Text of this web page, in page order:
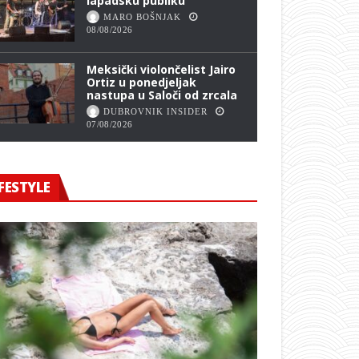
MARO BOŠNJAK
08/08/2026
Meksički violončelist Jairo
Ortiz u ponedjeljak
nastupa u Saloči od zrcala
DUBROVNIK INSIDER
07/08/2026